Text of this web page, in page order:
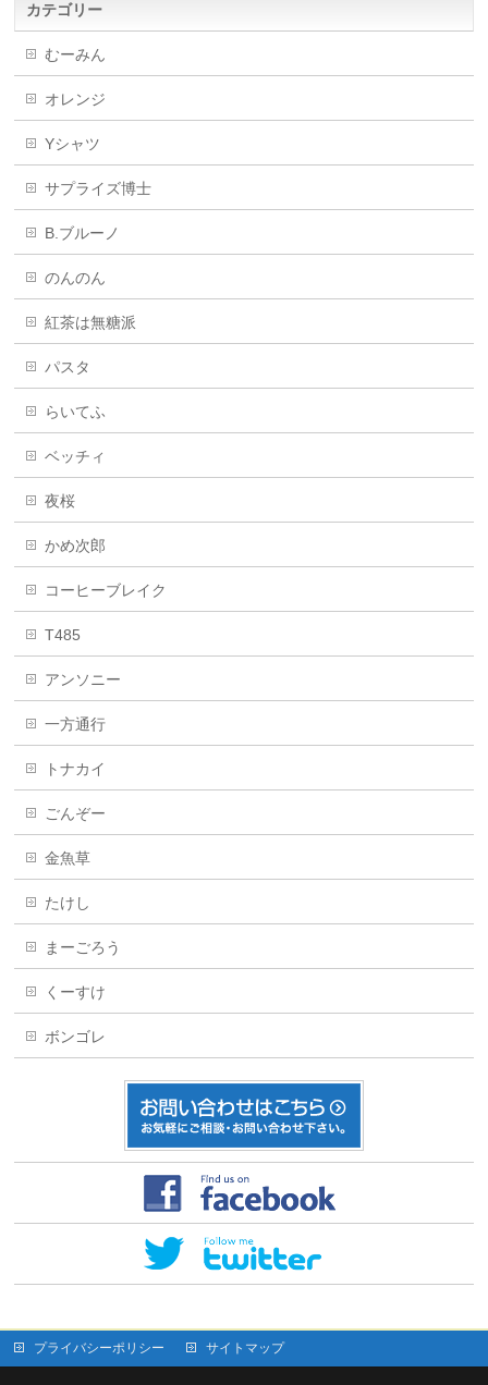
カテゴリー
むーみん
オレンジ
Yシャツ
サプライズ博士
B.ブルーノ
のんのん
紅茶は無糖派
パスタ
らいてふ
ベッチィ
夜桜
かめ次郎
コーヒーブレイク
T485
アンソニー
一方通行
トナカイ
ごんぞー
金魚草
たけし
まーごろう
くーすけ
ボンゴレ
プライバシーポリシー サイトマップ